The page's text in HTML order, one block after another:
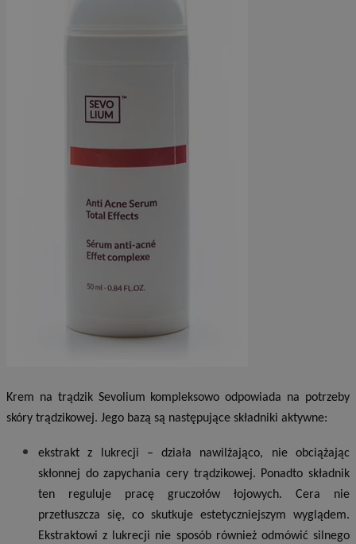
Krem na trądzik Sevolium kompleksowo odpowiada na potrzeby
skóry trądzikowej. Jego bazą są następujące składniki aktywne:
ekstrakt z lukrecji – działa nawilżająco, nie obciążając
skłonnej do zapychania cery trądzikowej. Ponadto składnik
ten reguluje pracę gruczołów łojowych. Cera nie
przetłuszcza się, co skutkuje estetyczniejszym wyglądem.
Ekstraktowi z lukrecji nie sposób również odmówić silnego